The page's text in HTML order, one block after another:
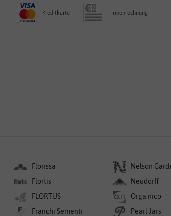
Kreditkarte Firmenrechnung
Florissa
Flortis
FLORTUS
Franchi Sementi
Nelson
Neudorff
Orga.nico
Pearl Jars